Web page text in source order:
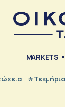
MARKETS
#Τεκμήρια